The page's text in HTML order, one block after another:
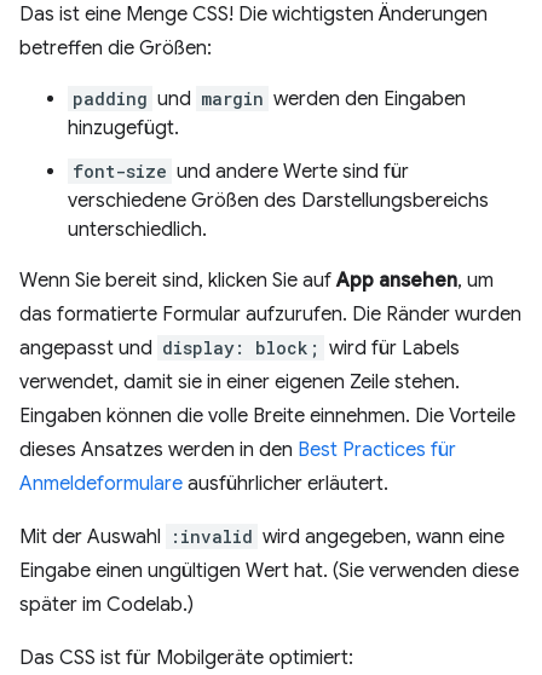
Das ist eine Menge CSS! Die wichtigsten Änderungen
betreffen die Größen:
padding und margin werden den Eingaben
hinzugefügt.
font-size und andere Werte sind für
verschiedene Größen des Darstellungsbereichs
unterschiedlich.
Wenn Sie bereit sind, klicken Sie aufApp ansehen, um
das formatierte Formular aufzurufen. Die Ränder wurden
angepasst und display: block; wird für Labels
verwendet, damit sie in einer eigenen Zeile stehen.
Eingaben können die volle Breite einnehmen. Die Vorteile
dieses Ansatzes werden in den Best Practices für
Anmeldeformulare ausführlicher erläutert.
Mit der Auswahl :invalid wird angegeben, wann eine
Eingabe einen ungültigen Wert hat. (Sie verwenden diese
später im Codelab.)
Das CSS ist für Mobilgeräte optimiert: